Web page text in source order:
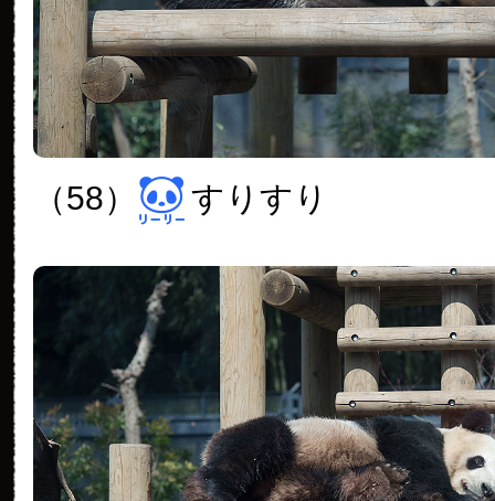
（58） すりすり